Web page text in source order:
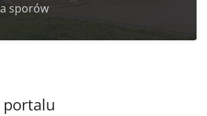
sporów
portalu